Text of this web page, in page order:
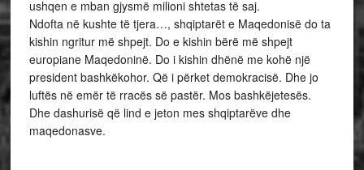
ushqen e mban gjysmë milioni shtetas të saj.
Ndofta në kushte të tjera…, shqiptarët e Maqedonisë do ta
kishin ngritur më shpejt. Do e kishin bërë më shpejt
europiane Maqedoninë. Do i kishin dhënë me kohë një
president bashkëkohor. Që i përket demokracisë. Dhe jo
luftës në emër të rracës së pastër. Mos bashkëjetesës.
Dhe dashurisë që lind e jeton mes shqiptarëve dhe
maqedonasve.